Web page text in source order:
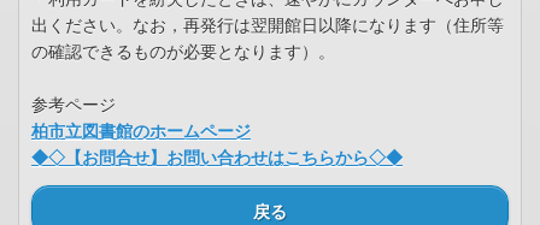
出ください。なお，再発行は翌開館日以降になります（住所等
の確認できるものが必要となります）。
参考ページ
柏市立図書館のホームページ
◆◇【お問合せ】お問い合わせはこちらから◇◆
戻る